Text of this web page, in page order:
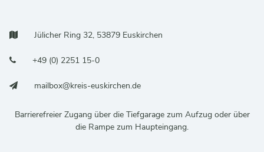
Adresse:
Jülicher Ring 32, 53879 Euskirchen
Telefonnummer:
+49 (0) 2251 15-0
E-Mail:
mailbox@kreis-euskirchen.de
Barrierefreier Zugang über die Tiefgarage zum Aufzug oder über
die Rampe zum Haupteingang.